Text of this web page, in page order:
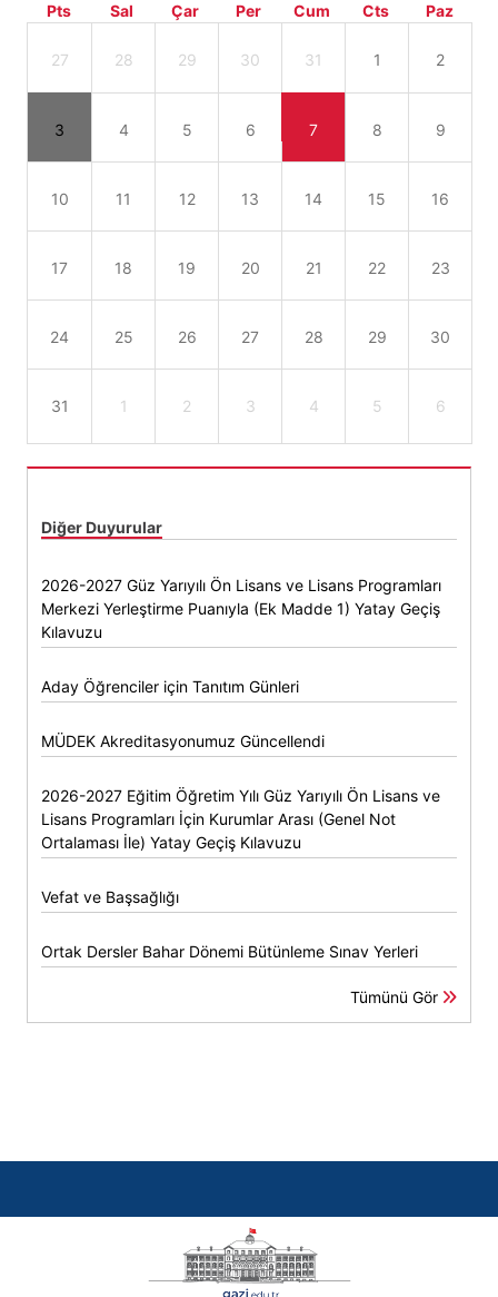
Pts Sal Çar Per Cum Cts Paz
27 28 29 30 31 1 2
3 4 5 6 7 8 9
10 11 12 13 14 15 16
17 18 19 20 21 22 23
24 25 26 27 28 29 30
31 1 2 3 4 5 6
Diğer Duyurular
2026-2027 Güz Yarıyılı Ön Lisans ve Lisans Programları
Merkezi Yerleştirme Puanıyla (Ek Madde 1) Yatay Geçiş
Kılavuzu
Aday Öğrenciler için Tanıtım Günleri
MÜDEK Akreditasyonumuz Güncellendi
2026-2027 Eğitim Öğretim Yılı Güz Yarıyılı Ön Lisans ve
Lisans Programları İçin Kurumlar Arası (Genel Not
Ortalaması İle) Yatay Geçiş Kılavuzu
Vefat ve Başsağlığı
Ortak Dersler Bahar Dönemi Bütünleme Sınav Yerleri
Tümünü Gör